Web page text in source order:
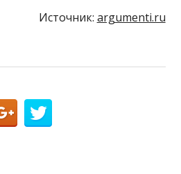
Источник: argumenti.ru